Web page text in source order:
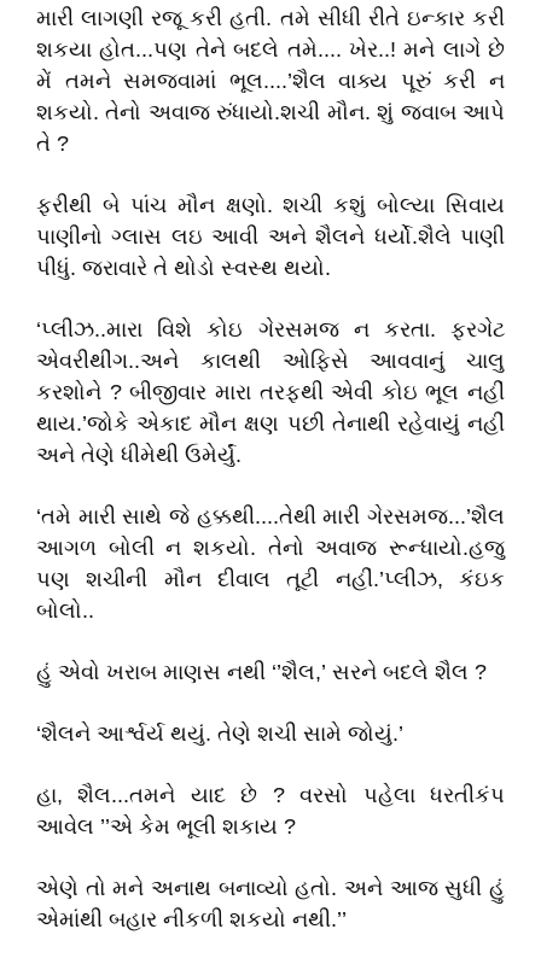
મારી લાગણી રજૂ કરી હતી. તમે સીધી રીતે ઇન્કાર કરી
શકયા હોત...પણ તેને બદલે તમે.... ખેર..! મને લાગે છે
મેં તમને સમજવામાં ભૂલ....’શૈલ વાક્ય પૂરું કરી ન
શકયો. તેનો અવાજ રુંધાયો.શચી મૌન. શું જવાબ આપે
તે ?
ફરીથી બે પાંચ મૌન ક્ષણો. શચી કશું બોલ્યા સિવાય
પાણીનો ગ્લાસ લઇ આવી અને શૈલને ધર્યો.શૈલે પાણી
પીધું. જરાવારે તે થોડો સ્વસ્થ થયો.
‘પ્લીઝ..મારા વિશે કોઇ ગેરસમજ ન કરતા. ફરગેટ
એવરીથીંગ..અને કાલથી ઓફિસે આવવાનું ચાલુ
કરશોને ? બીજીવાર મારા તરફથી એવી કોઇ ભૂલ નહીં
થાય.’જોકે એકાદ મૌન ક્ષણ પછી તેનાથી રહેવાયું નહીં
અને તેણે ધીમેથી ઉમેર્યું.
‘તમે મારી સાથે જે હક્કથી....તેથી મારી ગેરસમજ...’શૈલ
આગળ બોલી ન શકયો. તેનો અવાજ રૂન્ધાયો.હજુ
પણ શચીની મૌન દીવાલ તૂટી નહીં.’પ્લીઝ, કંઇક
બોલો..
હું એવો ખરાબ માણસ નથી ‘’શૈલ,’ સરને બદલે શૈલ ?
‘શૈલને આર્શ્વર્ય થયું. તેણે શચી સામે જોયું.’
હા, શૈલ...તમને યાદ છે ? વરસો પહેલા ધરતીકંપ
આવેલ ’’એ કેમ ભૂલી શકાય ?
એણે તો મને અનાથ બનાવ્યો હતો. અને આજ સુધી હું
એમાંથી બહાર નીકળી શકયો નથી.’’